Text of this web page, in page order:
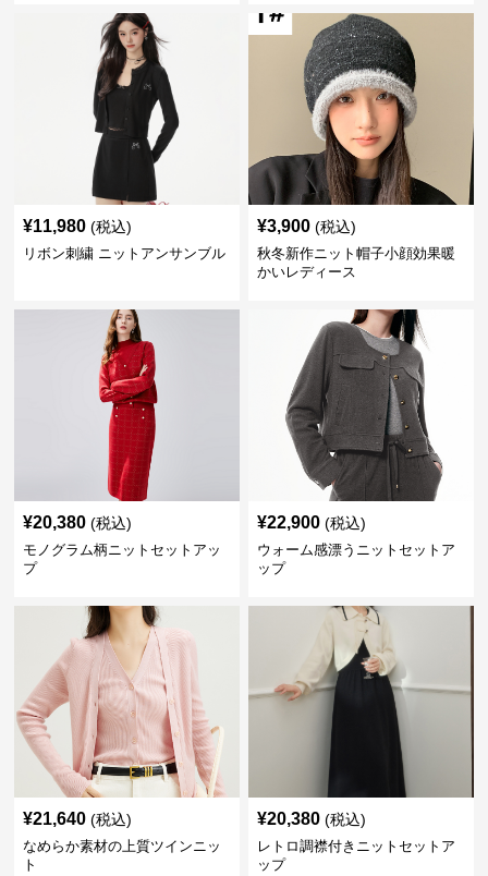
¥11,980 (税込)
リボン刺繍 ニットアンサンブル
¥3,900 (税込)
秋冬新作ニット帽子小顔効果暖
かいレディース
¥20,380 (税込)
モノグラム柄ニットセットアッ
プ
¥22,900 (税込)
ウォーム感漂うニットセットア
ップ
¥21,640 (税込)
なめらか素材の上質ツインニッ
ト
¥20,380 (税込)
レトロ調襟付きニットセットア
ップ